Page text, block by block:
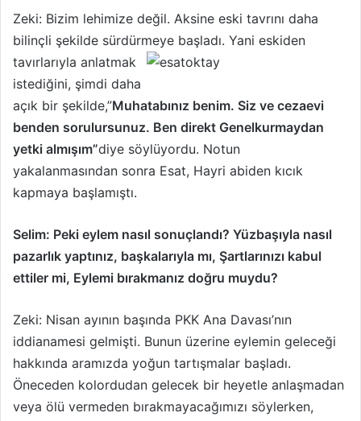
Zeki: Bizim lehimize değil. Aksine eski tavrını daha
bilinçli şekilde sürdürmeye başladı. Yani eskiden
tavırlarıyla anlatmak
istediğini, şimdi daha
açık bir şekilde,”Muhatabınız benim. Siz ve cezaevi
benden sorulursunuz. Ben direkt Genelkurmaydan
yetki almışım”diye söylüyordu. Notun
yakalanmasından sonra Esat, Hayri abiden kıcık
kapmaya başlamıştı.
Selim: Peki eylem nasıl sonuçlandı? Yüzbaşıyla nasıl
pazarlık yaptınız, başkalarıyla mı, Şartlarınızı kabul
ettiler mi, Eylemi bırakmanız doğru muydu?
Zeki: Nisan ayının başında PKK Ana Davası’nın
iddianamesi gelmişti. Bunun üzerine eylemin geleceği
hakkında aramızda yoğun tartışmalar başladı.
Öneceden kolordudan gelecek bir heyetle anlaşmadan
veya ölü vermeden bırakmayacağımızı söylerken,